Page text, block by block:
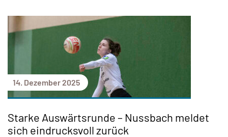
14. Dezember 2025
Starke Auswärtsrunde – Nussbach meldet
sich eindrucksvoll zurück